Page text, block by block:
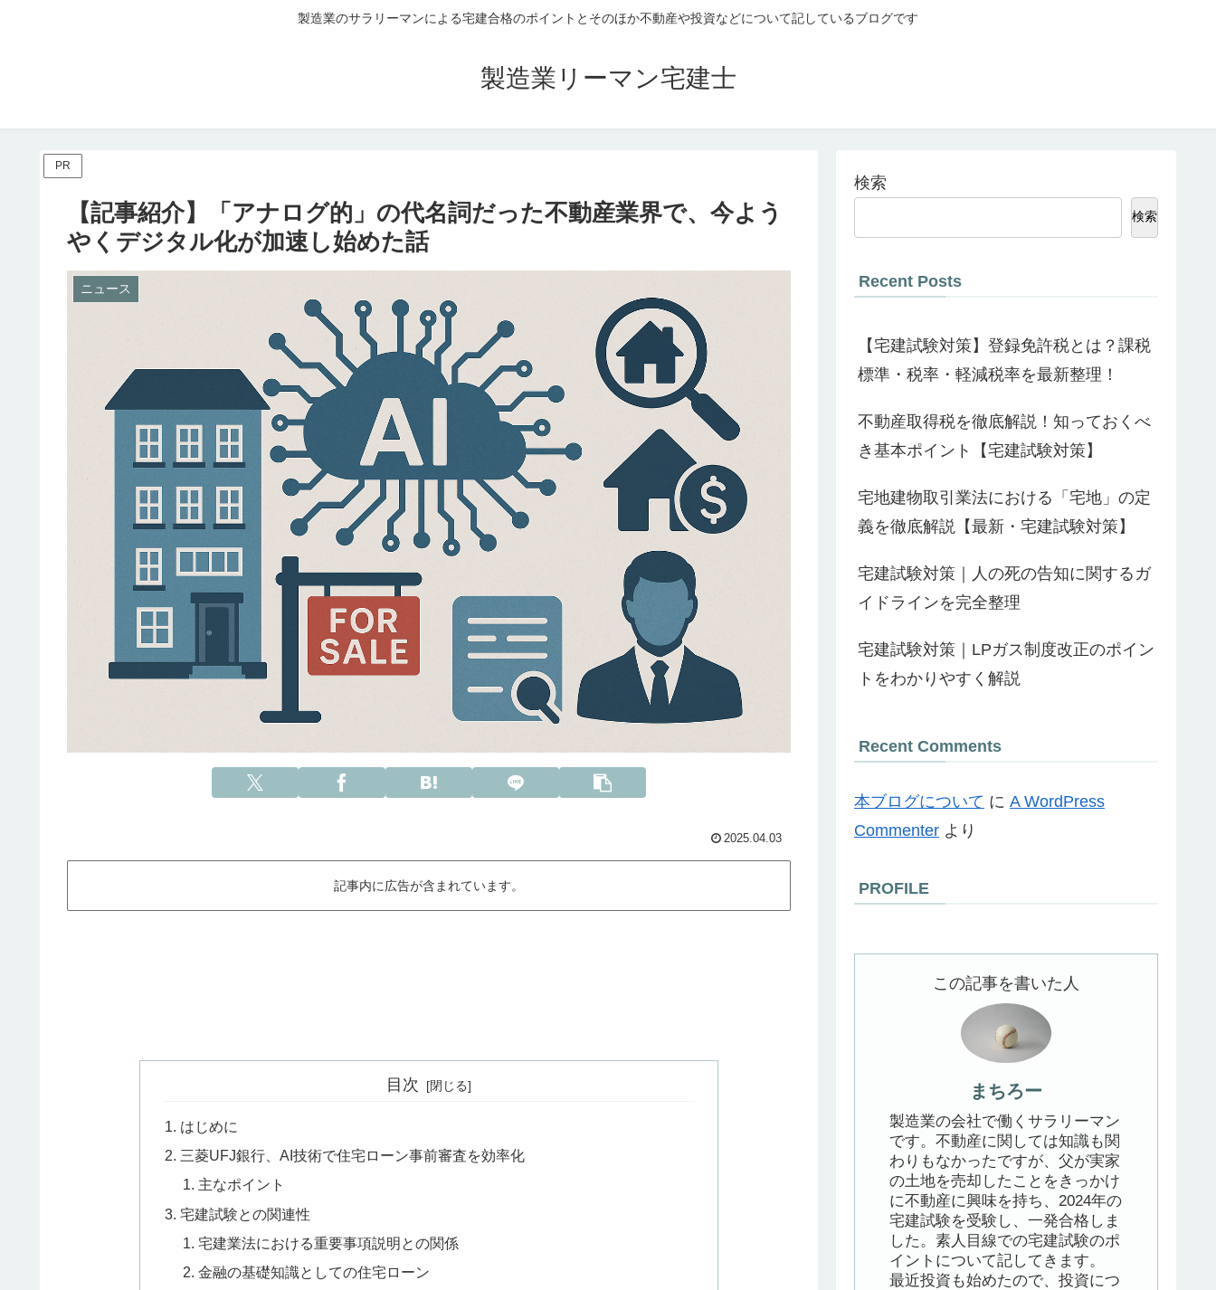
製造業のサラリーマンによる宅建合格のポイントとそのほか不動産や投資などについて記しているブログです
製造業リーマン宅建士
PR
【記事紹介】「アナログ的」の代名詞だった不動産業界で、今よう
やくデジタル化が加速し始めた話
ニュース
2025.04.03
記事内に広告が含まれています。
目次
はじめに
三菱UFJ銀行、AI技術で住宅ローン事前審査を効率化
主なポイント
宅建試験との関連性
宅建業法における重要事項説明との関係
金融の基礎知識としての住宅ローン
検索
検索
Recent Posts
【宅建試験対策】登録免許税とは？課税
標準・税率・軽減税率を最新整理！
不動産取得税を徹底解説！知っておくべ
き基本ポイント【宅建試験対策】
宅地建物取引業法における「宅地」の定
義を徹底解説【最新・宅建試験対策】
宅建試験対策｜人の死の告知に関するガ
イドラインを完全整理
宅建試験対策｜LPガス制度改正のポイン
トをわかりやすく解説
Recent Comments
本ブログについて に A WordPress
Commenter より
PROFILE
この記事を書いた人
まちろー
製造業の会社で働くサラリーマン
です。不動産に関しては知識も関
わりもなかったですが、父が実家
の土地を売却したことをきっかけ
に不動産に興味を持ち、2024年の
宅建試験を受験し、一発合格しま
した。素人目線での宅建試験のポ
イントについて記してきます。
最近投資も始めたので、投資につ